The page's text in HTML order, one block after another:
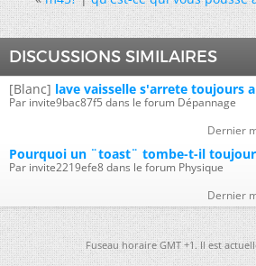
DISCUSSIONS SIMILAIRES
[Blanc] lave vaisselle s'arrete toujours
Par invite9bac87f5 dans le forum Dépannage
Dernier
Pourquoi un ¨toast¨ tombe-t-il
Par invite2219efe8 dans le forum Physique
Dernier
Fuseau horaire GMT +1. Il est